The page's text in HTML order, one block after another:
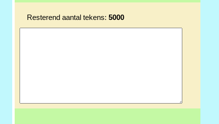
Resterend aantal tekens: 5000